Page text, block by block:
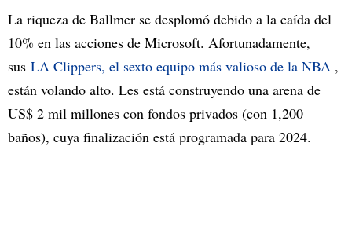
La riqueza de Ballmer se desplomó debido a la caída del
10% en las acciones de Microsoft. Afortunadamente,
sus LA Clippers, el sexto equipo más valioso de la NBA ,
están volando alto. Les está construyendo una arena de
US$ 2 mil millones con fondos privados (con 1,200
baños), cuya finalización está programada para 2024.